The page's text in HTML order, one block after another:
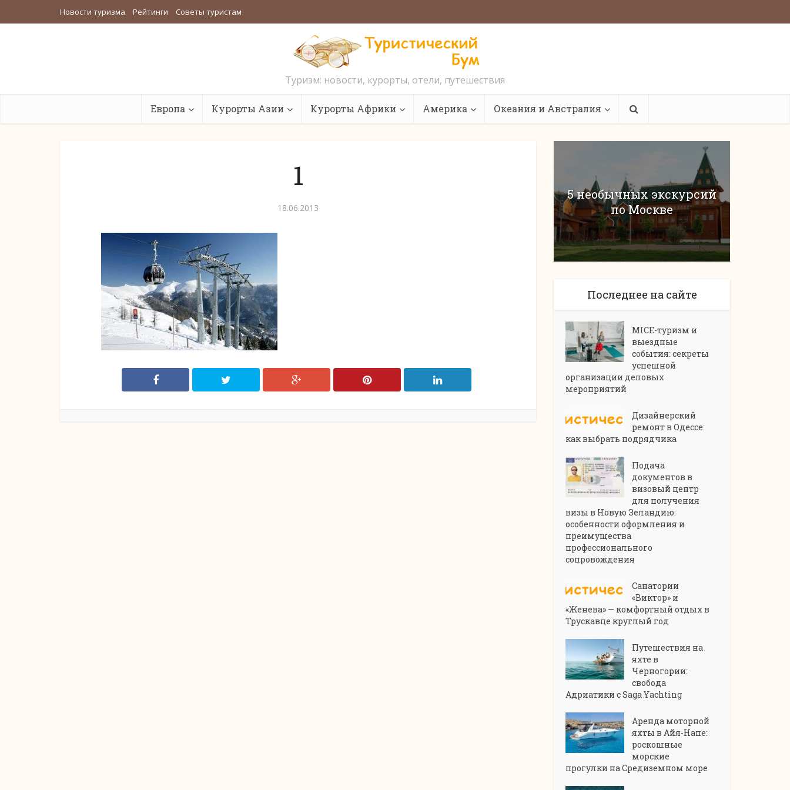
Новости туризма Рейтинги Советы туристам
Туризм: новости, курорты, отели, путешествия
Европа Курорты Азии Курорты Африки Америка Океания и Австралия
1
18.06.2013
5 необычных экскурсий
по Москве
Последнее на сайте
MICE-туризм и
выездные
события: секреты
успешной
организации деловых
мероприятий
Дизайнерский
ремонт в Одессе:
как выбрать подрядчика
Подача
документов в
визовый центр
для получения
визы в Новую Зеландию:
особенности оформления и
преимущества
профессионального
сопровождения
Санатории
«Виктор» и
«Женева» — комфортный отдых в
Трускавце круглый год
Путешествия на
яхте в
Черногории:
свобода
Адриатики с Saga Yachting
Аренда моторной
яхты в Айя-Напе:
роскошные
морские
прогулки на Средиземном море